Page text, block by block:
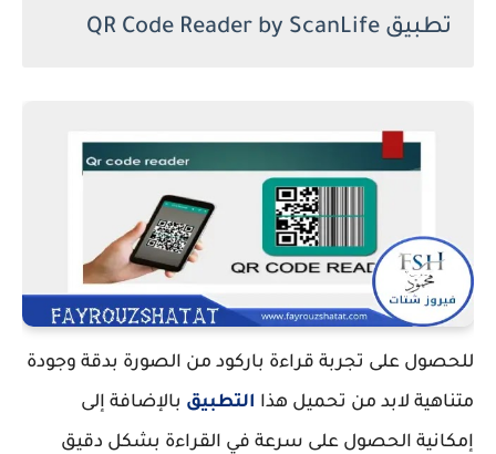
تطبيق QR Code Reader by ScanLife
للحصول على تجربة قراءة باركود من الصورة بدقة وجودة
متناهية لابد من تحميل هذا التطبيق بالإضافة إلى
إمكانية الحصول على سرعة في القراءة بشكل دقيق